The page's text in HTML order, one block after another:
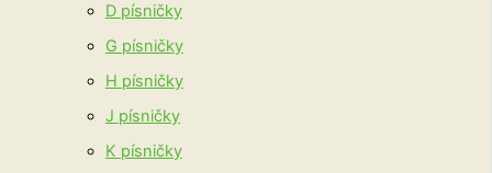
D písničky
G písničky
H písničky
J písničky
K písničky